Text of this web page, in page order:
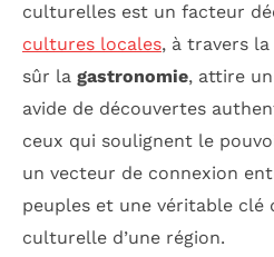
culturelles est un facteur
cultures locales, à travers la
sûr la gastronomie, attire
avide de découvertes
ceux qui soulignent le
un vecteur de connexion
peuples et une véritable clé
culturelle d’une région.